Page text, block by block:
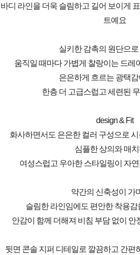
바디 라인을 더욱 슬림하고 길어 보이게
트예요
실키한 감촉의 원단으로
움직일 때마다 가볍게 찰랑이는 드레
은은하게 흐르는 광택감
한층 더 고급스럽고 세련된
design & Fit
화사하면서도 은은한 컬러 구성으로
심플한 상의와 매
여성스럽고 우아한 스타일링이 자
약간의 신축성이 가
슬림한 라인임에도 편안한 착용감
안감이 함께 더해져 비침 부담 없이 안
뒷면 콘솔 지퍼 디테일로 깔끔하고 간편